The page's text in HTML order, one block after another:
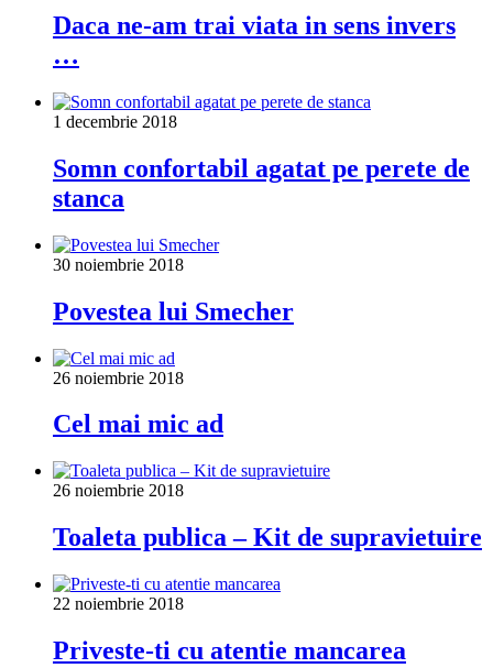
Daca ne-am trai viata in sens invers
…
1 decembrie 2018
Somn confortabil agatat pe perete de
stanca
30 noiembrie 2018
Povestea lui Smecher
26 noiembrie 2018
Cel mai mic ad
26 noiembrie 2018
Toaleta publica – Kit de supravietuire
22 noiembrie 2018
Priveste-ti cu atentie mancarea